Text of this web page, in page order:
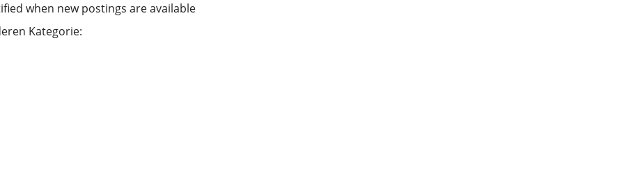
when new postings are available
Kategorie: